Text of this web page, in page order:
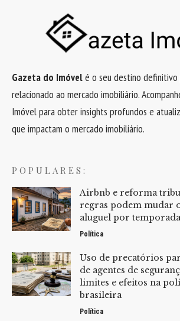
Gazeta do Imóvelé o seu destino
relacionado ao mercado imobiliário.
Imóvel para obter insights profundos e
que impactam o mercado imobiliário.
POPULARES:
Airbnb e reforma
regras podem mudar
aluguel por
Política
Uso de precatórios
de agentes de
limites e efeitos na
brasileira
Política